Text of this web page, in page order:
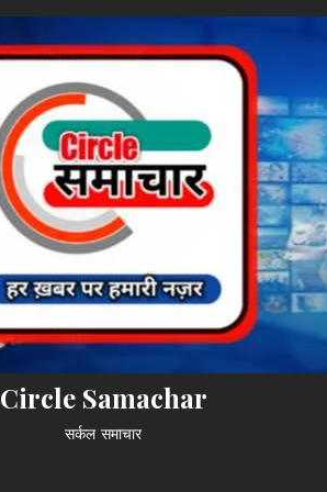
Circle Samachar
सर्कल समाचार